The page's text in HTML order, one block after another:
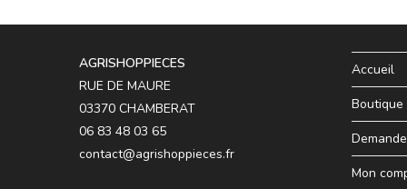
AGRISHOPPIECES
RUE DE MAURE
03370 CHAMBERAT
06 83 48 03 65
contact@agrishoppieces.fr
Accueil
Boutique
Mon